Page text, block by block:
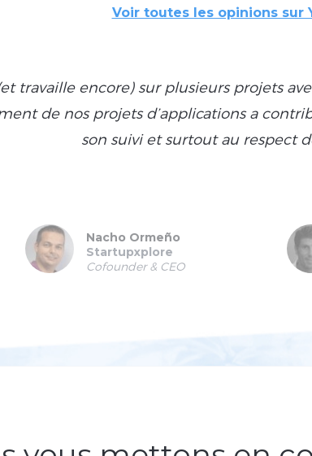
Voir toutes les opinions sur
travaille encore) sur plusieurs projets
de nos projets d’applications a
son suivi et surtout au respect
Nacho Ormeño
Startupxplore
Cofounder & CEO